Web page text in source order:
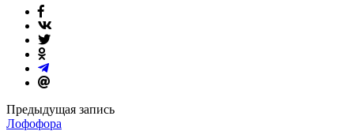
Предыдущая запись
Лофофора